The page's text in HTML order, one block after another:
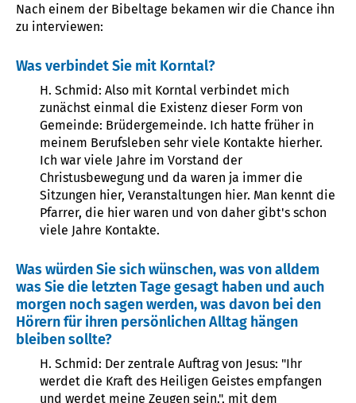
Nach einem der Bibeltage bekamen wir die Chance ihn
zu interviewen:
Was verbindet Sie mit Korntal?
H. Schmid: Also mit Korntal verbindet mich
zunächst einmal die Existenz dieser Form von
Gemeinde: Brüdergemeinde. Ich hatte früher in
meinem Berufsleben sehr viele Kontakte hierher.
Ich war viele Jahre im Vorstand der
Christusbewegung und da waren ja immer die
Sitzungen hier, Veranstaltungen hier. Man kennt die
Pfarrer, die hier waren und von daher gibt's schon
viele Jahre Kontakte.
Was würden Sie sich wünschen, was von alldem
was Sie die letzten Tage gesagt haben und auch
morgen noch sagen werden, was davon bei den
Hörern für ihren persönlichen Alltag hängen
bleiben sollte?
H. Schmid: Der zentrale Auftrag von Jesus: "Ihr
werdet die Kraft des Heiligen Geistes empfangen
und werdet meine Zeugen sein.", mit dem